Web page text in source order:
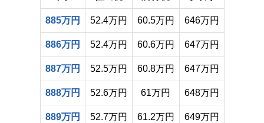
885万円 52.4万円 60.5万円 646万円
886万円 52.4万円 60.6万円 647万円
887万円 52.5万円 60.8万円 647万円
888万円 52.6万円 61万円 648万円
889万円 52.7万円 61.2万円 649万円